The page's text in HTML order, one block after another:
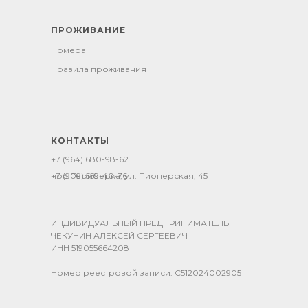
ПРОЖИВАНИЕ
Номера
КОНТАКТЫ
+7 (964) 680-98-62
+7 (909) 559-40-76
Правила проживания
пос. Териберка, ул. Пионерская, 45
ИНДИВИДУАЛЬНЫЙ ПРЕДПРИНИМАТЕЛЬ
ЧЕКУНИН АЛЕКСЕЙ СЕРГЕЕВИЧ
ИНН 519055664208
Номер реестровой записи: С512024002905